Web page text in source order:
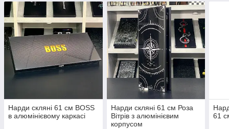
Нарди скляні 61 см BOSS
в алюмінієвому каркасі
Нарди скляні 61 см Роза
Вітрів з алюмінієвим
корпусом
61